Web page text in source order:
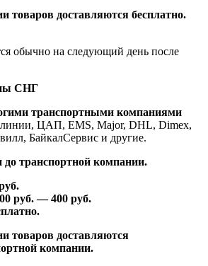
товаров доставляются бесплатно.
обычно на следующий день после
СНГ
транспортными компаниями
ЦАП, EMS, Major, DHL, Dimex,
БайкалСервис и другие.
до транспортной компании.
руб. —400 руб.
товаров доставляются
компании.